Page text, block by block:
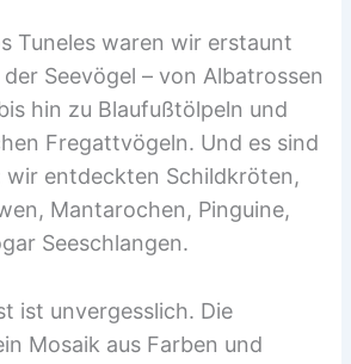
Tuneles waren wir erstaunt
Seevögel – von Albatrossen
hin zu Blaufußtölpeln und
Fregattvögeln. Und es sind
wir entdeckten Schildkröten,
Mantarochen, Pinguine,
Seeschlangen.
ist unvergesslich. Die
Mosaik aus Farben und